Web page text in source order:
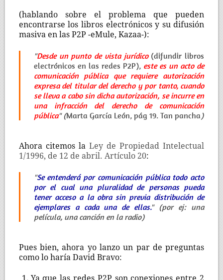
(hablando sobre el problema que pueden
encontrarse los libros electrónicos y su difusión
masiva en las P2P -eMule, Kazaa-):
"Desde un punto de vista jurídico (difundir libros
electrónicos en las redes P2P), este es un acto de
comunicación pública que requiere autorización
expresa del titular del derecho y por tanto, cuando
se lleva a cabo sin dicha autorización, se incurre en
una infracción del derecho de comunicación
pública" (Marta García León, pág 19. Tan pancha )
Ahora citemos la Ley de Propiedad Intelectual
1/1996, de 12 de abril. Artículo 20:
"Se entenderá por comunicación pública todo acto
por el cual una pluralidad de personas pueda
tener acceso a la obra sin previa distribución de
ejemplares a cada una de ellas." (por ej: una
película, una canción en la radio)
Pues bien, ahora yo lanzo un par de preguntas
como lo haría David Bravo: